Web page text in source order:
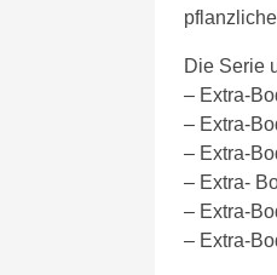
Die Serie
– Extra-
– Extra-
– Extra-
– Extra-
– Extra-
– Extra-